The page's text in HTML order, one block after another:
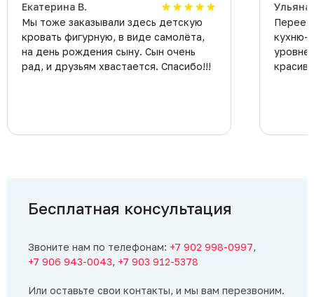
Екатерина В.
Мы тоже заказывали здесь детскую
кровать фигурную, в виде самолёта,
на день рождения сыну. Сын очень
рад, и друзьям хвастается. Спасибо!!!
Ульяна
кухню-
Бесплатная консультация
Звоните нам по телефонам: +7 902 998-0997,
+7 906 943-0043, +7 903 912-5378
Или оставьте свои контакты, и мы вам перезвоним.